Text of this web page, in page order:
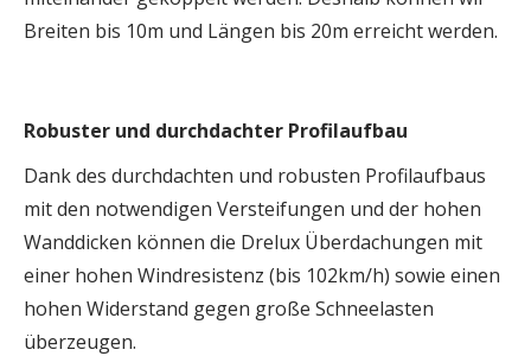
Breiten bis 10m und Längen bis 20m erreicht werden.
Robuster und durchdachter Profilaufbau
Dank des durchdachten und robusten Profilaufbaus
mit den notwendigen Versteifungen und der hohen
Wanddicken können die Drelux Überdachungen mit
einer hohen Windresistenz (bis 102km/h) sowie einen
hohen Widerstand gegen große Schneelasten
überzeugen.